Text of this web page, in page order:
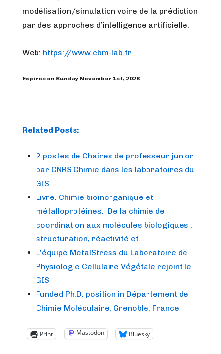
modélisation/simulation voire de la prédiction
par des approches d’intelligence artificielle.
Web: https://www.cbm-lab.fr
Expires on Sunday November 1st, 2026
Related Posts:
2 postes de Chaires de professeur junior
par CNRS Chimie dans les laboratoires du
GIS
Livre. Chimie bioinorganique et
métalloprotéines. De la chimie de
coordination aux molécules biologiques :
structuration, réactivité et…
L'équipe MetalStress du Laboratoire de
Physiologie Cellulaire Végétale rejoint le
GIS
Funded Ph.D. position in Département de
Chimie Moléculaire, Grenoble, France
Print Mastodon Bluesky